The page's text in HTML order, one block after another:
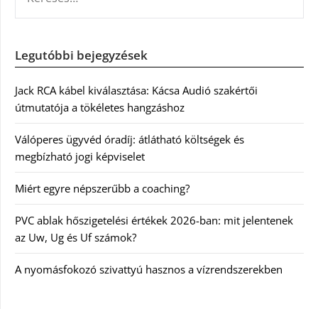
Legutóbbi bejegyzések
Jack RCA kábel kiválasztása: Kácsa Audió szakértői
útmutatója a tökéletes hangzáshoz
Válóperes ügyvéd óradíj: átlátható költségek és
megbízható jogi képviselet
Miért egyre népszerűbb a coaching?
PVC ablak hőszigetelési értékek 2026-ban: mit jelentenek
az Uw, Ug és Uf számok?
A nyomásfokozó szivattyú hasznos a vízrendszerekben